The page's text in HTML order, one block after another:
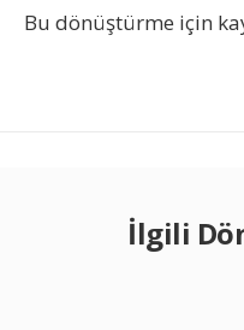
Bu dönüştürme için
İlgili